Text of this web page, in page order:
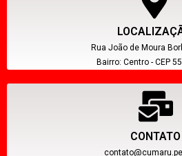
Rua João de Moura
Bairro: Centro - CEP
CONTATO